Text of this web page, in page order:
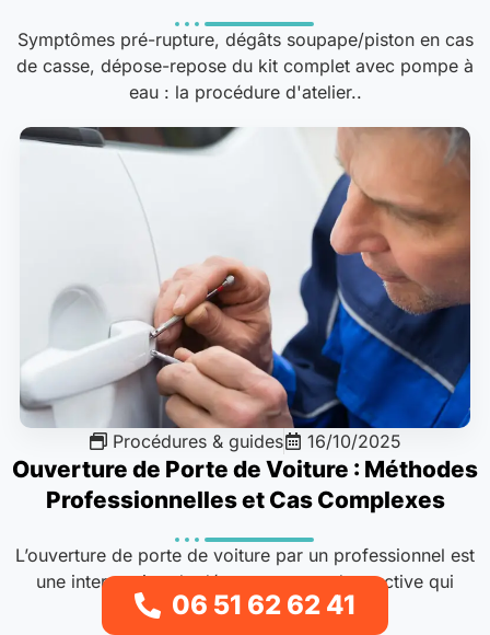
Symptômes pré-rupture, dégâts soupape/piston en cas
de casse, dépose-repose du kit complet avec pompe à
eau : la procédure d'atelier..
Procédures & guides 16/10/2025
Ouverture de Porte de Voiture : Méthodes
Professionnelles et Cas Complexes
L’ouverture de porte de voiture par un professionnel est
une intervention de dépannage non destructive qui
consiste à accéder à..
06 51 62 62 41